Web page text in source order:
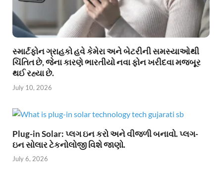
સ્માર્ટફોન ગ્રાહકો હવે કેમેરા અને બેટરીની સમસ્યાઓથી
ચિંતિત છે, જેના કારણે ભારતીયો નવા ફોન ખરીદવા મજબૂર
થઈ રહ્યા છે.
July 10, 2026
Plug-in Solar: પ્લગ ઇન કરો અને વીજળી બનાવો. પ્લગ-
ઇન સોલાર ટેકનોલોજી વિશે જાણો.
July 6, 2026